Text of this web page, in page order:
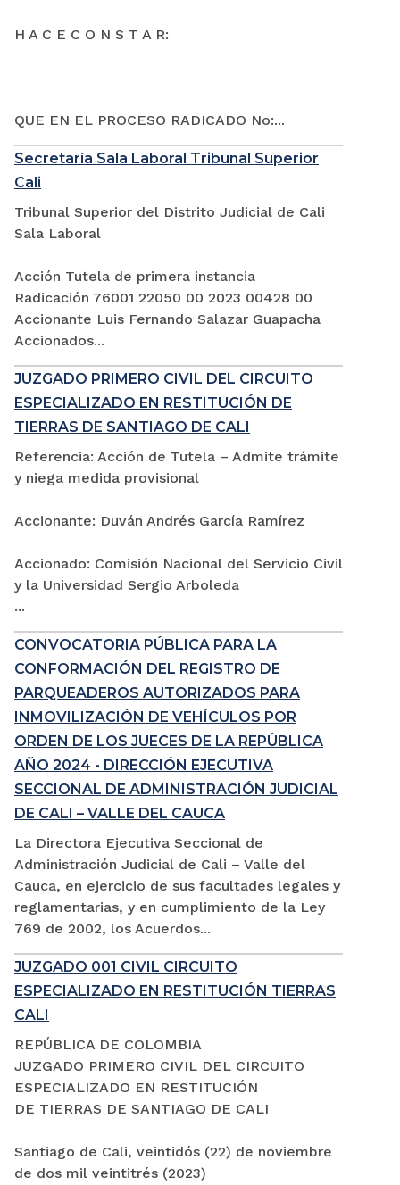
H A C E C O N S T A R:
QUE EN EL PROCESO RADICADO No:...
Secretaría Sala Laboral Tribunal Superior
Cali
Tribunal Superior del Distrito Judicial de Cali
Sala Laboral
Acción Tutela de primera instancia
Radicación 76001 22050 00 2023 00428 00
Accionante Luis Fernando Salazar Guapacha
Accionados...
JUZGADO PRIMERO CIVIL DEL CIRCUITO
ESPECIALIZADO EN RESTITUCIÓN DE
TIERRAS DE SANTIAGO DE CALI
Referencia: Acción de Tutela – Admite trámite
y niega medida provisional
Accionante: Duván Andrés García Ramírez
Accionado: Comisión Nacional del Servicio Civil
y la Universidad Sergio Arboleda
...
CONVOCATORIA PÚBLICA PARA LA
CONFORMACIÓN DEL REGISTRO DE
PARQUEADEROS AUTORIZADOS PARA
INMOVILIZACIÓN DE VEHÍCULOS POR
ORDEN DE LOS JUECES DE LA REPÚBLICA
AÑO 2024 - DIRECCIÓN EJECUTIVA
SECCIONAL DE ADMINISTRACIÓN JUDICIAL
DE CALI – VALLE DEL CAUCA
La Directora Ejecutiva Seccional de
Administración Judicial de Cali – Valle del
Cauca, en ejercicio de sus facultades legales y
reglamentarias, y en cumplimiento de la Ley
769 de 2002, los Acuerdos...
JUZGADO 001 CIVIL CIRCUITO
ESPECIALIZADO EN RESTITUCIÓN TIERRAS
CALI
REPÚBLICA DE COLOMBIA
JUZGADO PRIMERO CIVIL DEL CIRCUITO
ESPECIALIZADO EN RESTITUCIÓN
DE TIERRAS DE SANTIAGO DE CALI
Santiago de Cali, veintidós (22) de noviembre
de dos mil veintitrés (2023)